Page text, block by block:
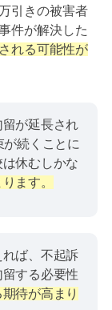
引きの被害者
件が解決した
れる可能性が
留が延長され
が続くことに
休むしかな
ます。
ば、不起訴
する必要性
待が高まり